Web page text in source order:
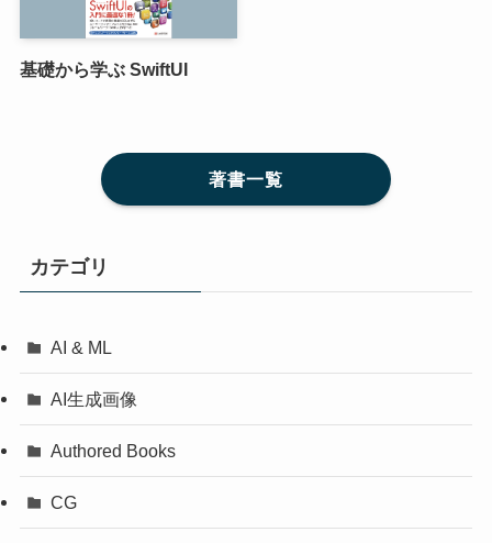
基礎から学ぶ SwiftUI
著書一覧
カテゴリ
AI & ML
AI生成画像
Authored Books
CG